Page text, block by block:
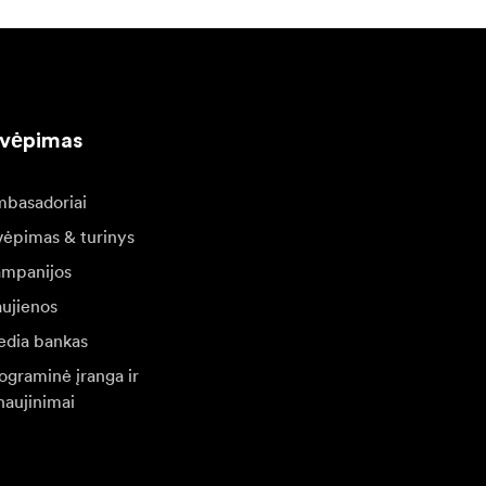
& turinys
bankas
įranga ir